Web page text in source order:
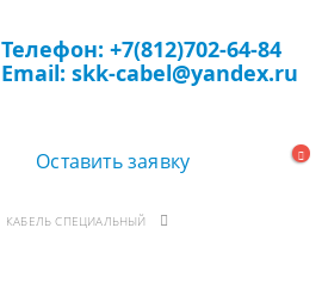
Телефон: +7(812)702-64-84
Email: skk-cabel@yandex.ru
Оставить заявку
КАБЕЛЬ СПЕЦИАЛЬНЫЙ